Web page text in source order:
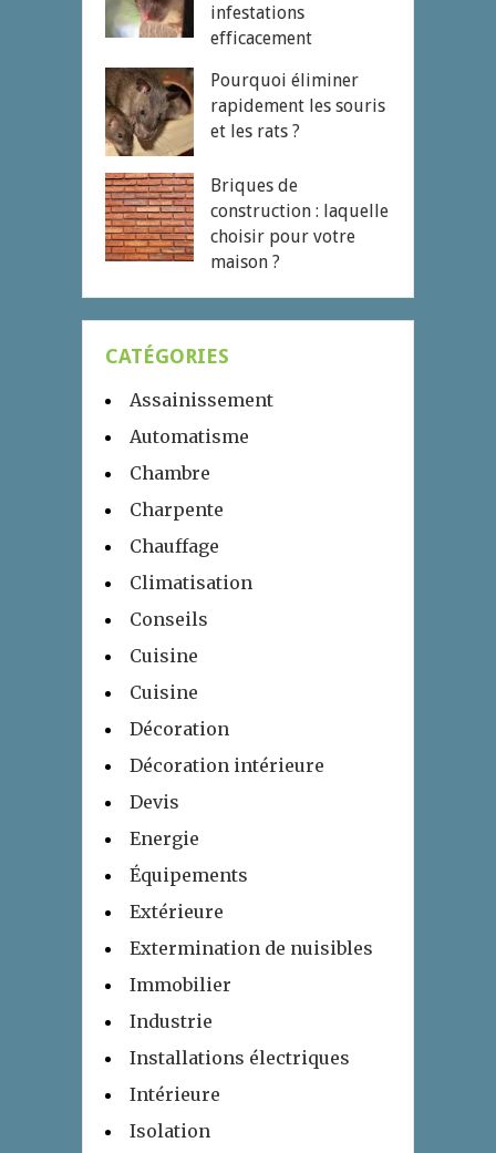
infestations
efficacement
Pourquoi éliminer
rapidement les souris
et les rats ?
Briques de
construction : laquelle
choisir pour votre
maison ?
CATÉGORIES
Assainissement
Automatisme
Chambre
Charpente
Chauffage
Climatisation
Conseils
Cuisine
Cuisine
Décoration
Décoration intérieure
Devis
Energie
Équipements
Extérieure
Extermination de nuisibles
Immobilier
Industrie
Installations électriques
Intérieure
Isolation